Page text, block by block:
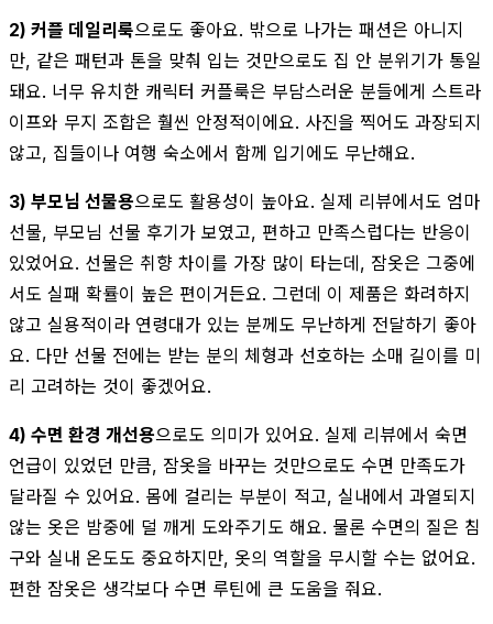
2) 커플 데일리룩으로도 좋아요. 밖으로 나가는 패션은 아니지
만, 같은 패턴과 톤을 맞춰 입는 것만으로도 집 안 분위기가 통일
돼요. 너무 유치한 캐릭터 커플룩은 부담스러운 분들에게 스트라
이프와 무지 조합은 훨씬 안정적이에요. 사진을 찍어도 과장되지
않고, 집들이나 여행 숙소에서 함께 입기에도 무난해요.
3) 부모님 선물용으로도 활용성이 높아요. 실제 리뷰에서도 엄마
선물, 부모님 선물 후기가 보였고, 편하고 만족스럽다는 반응이
있었어요. 선물은 취향 차이를 가장 많이 타는데, 잠옷은 그중에
서도 실패 확률이 높은 편이거든요. 그런데 이 제품은 화려하지
않고 실용적이라 연령대가 있는 분께도 무난하게 전달하기 좋아
요. 다만 선물 전에는 받는 분의 체형과 선호하는 소매 길이를 미
리 고려하는 것이 좋겠어요.
4) 수면 환경 개선용으로도 의미가 있어요. 실제 리뷰에서 숙면
언급이 있었던 만큼, 잠옷을 바꾸는 것만으로도 수면 만족도가
달라질 수 있어요. 몸에 걸리는 부분이 적고, 실내에서 과열되지
않는 옷은 밤중에 덜 깨게 도와주기도 해요. 물론 수면의 질은 침
구와 실내 온도도 중요하지만, 옷의 역할을 무시할 수는 없어요.
편한 잠옷은 생각보다 수면 루틴에 큰 도움을 줘요.